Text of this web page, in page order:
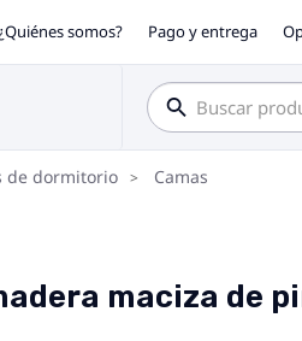
¿Quiénes somos? Pago y entrega
de dormitorio Camas
maciza de